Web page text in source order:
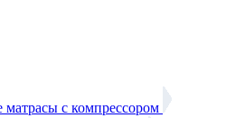
с компрессором